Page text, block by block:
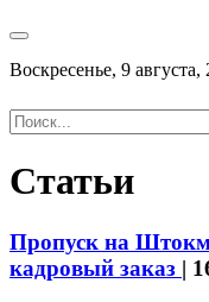
Воскресенье, 9 августа,
Статьи
Пропуск на
кадровый заказ |